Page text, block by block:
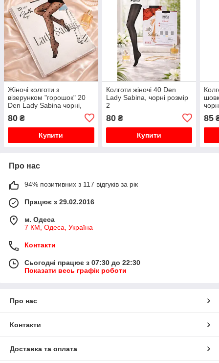
Жіночі колготи з
візерунком "горошок" 20
Den Lady Sabina чорні,
80 ₴
Купити
Колготи жіночі 40 Den
Lady Sabina, чорні розмір
2
80₴
Купити
85
Про нас
94% позитивних з 117 відгуків за рік
Працює з 29.02.2016
м. Одеса
7 КМ, Одеса, Україна
Контакти
Сьогодні працює з 07:30 до 22:30
Показати весь графік роботи
Про нас
Контакти
Доставка та оплата